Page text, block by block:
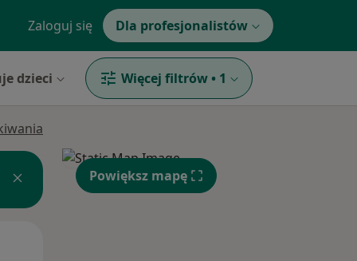
Zaloguj się Dla profesjonalistów
dzieci Więcej filtrów • 1
Powiększ mapę